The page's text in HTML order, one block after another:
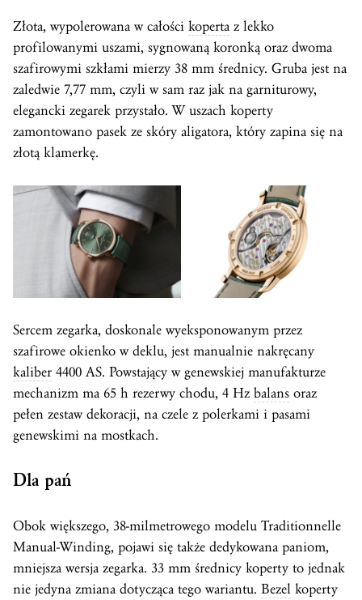
Złota, wypolerowana w całości koperta z lekko
profilowanymi uszami, sygnowaną koronką oraz dwoma
szafirowymi szkłami mierzy 38 mm średnicy. Gruba jest na
zaledwie 7,77 mm, czyli w sam raz jak na garniturowy,
elegancki zegarek przystało. W uszach koperty
zamontowano pasek ze skóry aligatora, który zapina się na
złotą klamerkę.
Sercem zegarka, doskonale wyeksponowanym przez
szafirowe okienko w deklu, jest manualnie nakręcany
kaliber 4400 AS. Powstający w genewskiej manufakturze
mechanizm ma 65 h rezerwy chodu, 4 Hz balans oraz
pełen zestaw dekoracji, na czele z polerkami i pasami
genewskimi na mostkach.
Dla pań
Obok większego, 38-milmetrowego modelu Traditionnelle
Manual-Winding, pojawi się także dedykowana paniom,
mniejsza wersja zegarka. 33 mm średnicy koperty to jednak
nie jedyna zmiana dotycząca tego wariantu. Bezel koperty